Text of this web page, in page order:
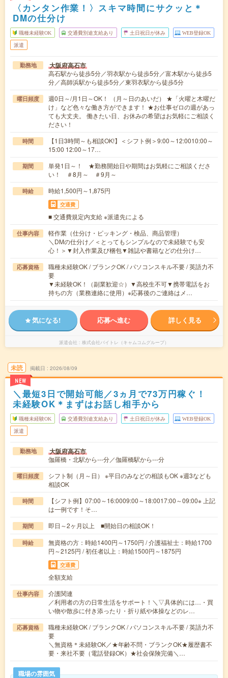
〈カンタン作業！〉スキマ時間にサクッと＊
DMの仕分け
職種未経験OK 交通費別途支給あり 土日祝日が休み WEB登録OK
派遣
勤務地 大阪府高石市
高石駅から徒歩5分／羽衣駅から徒歩5分／富木駅から徒歩5
分／高師浜駅から徒歩5分／東羽衣駅から徒歩5分
曜日頻度
週0日～/月1日～OK！ （月～日のあいだ） ★「火曜と木曜だ
け」など色々な働き方ができます！ ★お仕事ゼロの週があっ
ても大丈夫。 働きたい日、お休みの希望はお気軽にご相談く
ださい！
時間
【1日3時間～も相談OK!】＜シフト例＞9:00～12:0010:00～
15:00 12:00～17…
期間
単発1日～！ ★勤務開始日や期間はお気軽にご相談くださ
い！ ＃8月～ ＃9月～
時給 時給1,500円～1,875円
交通費
■ 交通費規定内支給 ※派遣先による
仕事内容
軽作業（仕分け・ピッキング・検品、商品管理）
＼DMの仕分け／＜とってもシンプルなので未経験でも安
心！＞▼封入作業及び梱包▼雑誌や書籍などの仕分け…
応募資格
職種未経験OK / ブランクOK / パソコンスキル不要 / 英語力不
要
▼未経験OK！（副業歓迎☆）▼高校生不可▼携帯電話をお
持ちの方（業務連絡に使用）※応募後のご連絡はメ…
気になる! 応募へ進む 詳しく見る
派遣会社 株式会社バイトレ（キャムコムグループ）
未読
NEW
掲載日 2026/08/09
＼最短3日で開始可能／3ヵ月で73万円稼ぐ！
未経験OK＊まずはお話し相手から
職種未経験OK 交通費別途支給あり 土日祝日が休み WEB登録OK
派遣
勤務地 大阪府高石市
伽羅橋・北駅から---分／伽羅橋駅から---分
曜日頻度
シフト制（月～日） ※平日のみなどの相談もOK ※週3なども
相談OK
時間
【シフト例】07:00～16:0009:00～18:0017:00～09:00※ 上記
は一例です！そ…
期間 即日～2ヶ月以上 ■開始日の相談OK！
時給
無資格の方：時給1400円～1750円 / 介護福祉士：時給1700
円～2125円 / 初任者以上：時給1500円～1875円
交通費
全額支給
仕事内容
介護関連
／利用者の方の日常生活をサポート！＼▽具体的には…・買
い物や散歩に付き添ったり・折り紙や体操などのレ…
応募資格
職種未経験OK / ブランクOK / パソコンスキル不要 / 英語力不
要
＼無資格＊未経験OK／★年齢不問・ブランクOK★履歴書不
要・来社不要（電話登録OK）★社会保険完備＼…
職場の雰囲気